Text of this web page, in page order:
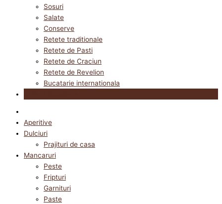
Sosuri
Salate
Conserve
Retete traditionale
Retete de Pasti
Retete de Craciun
Retete de Revelion
Bucatarie internationala
Aperitive
Dulciuri
Prajituri de casa
Mancaruri
Peste
Fripturi
Garnituri
Paste